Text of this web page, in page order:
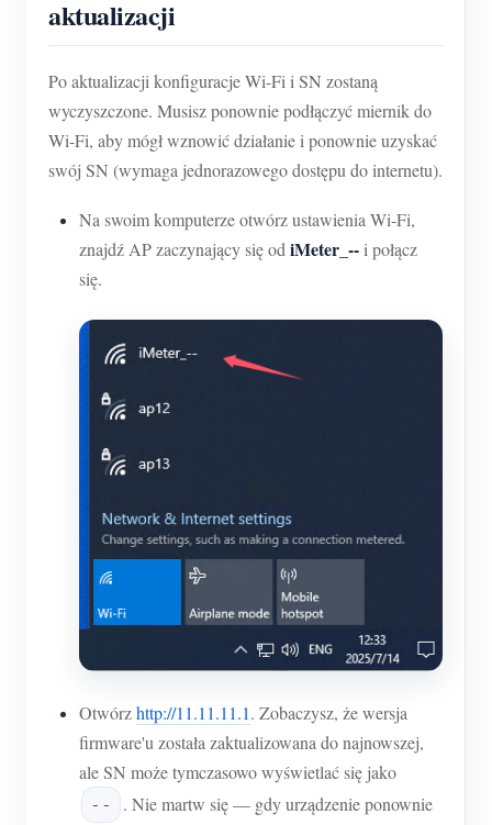
aktualizacji
Po aktualizacji konfiguracje Wi-Fi i SN zostaną
wyczyszczone. Musisz ponownie podłączyć miernik do
Wi-Fi, aby mógł wznowić działanie i ponownie uzyskać
swój SN (wymaga jednorazowego dostępu do internetu).
Na swoim komputerze otwórz ustawienia Wi-Fi,
znajdź AP zaczynający się od iMeter_-- i połącz
się.
Otwórzhttp://11.11.11.1. Zobaczysz, że wersja
firmware'u została zaktualizowana do najnowszej,
ale SN może tymczasowo wyświetlać się jako
--
. Nie martw się — gdy urządzenie ponownie